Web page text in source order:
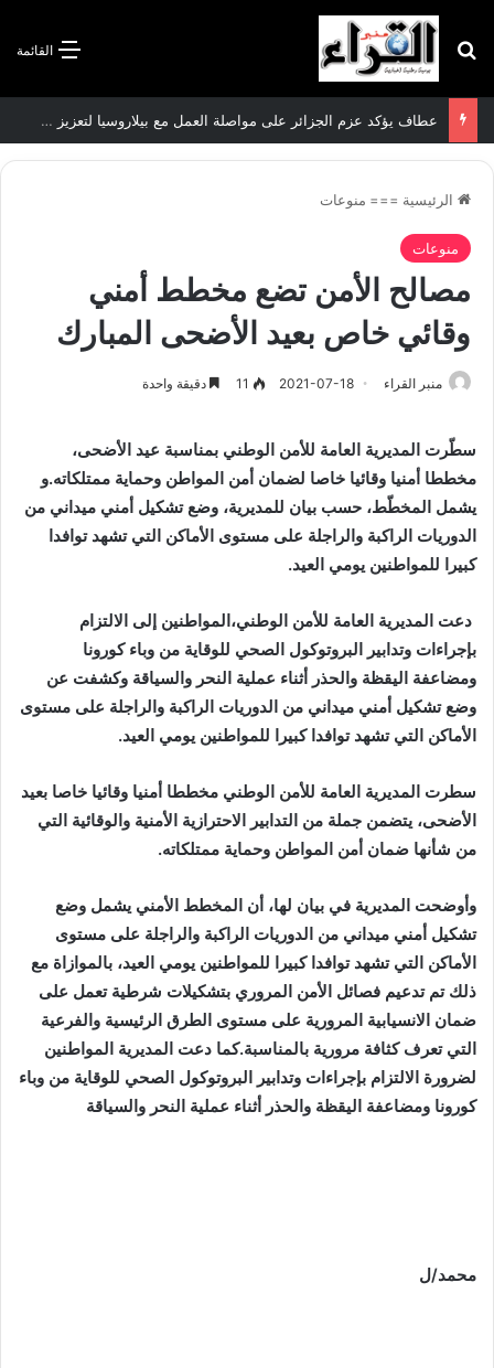
القائمة بحث عن
عطاف يؤكد عزم الجزائر على مواصلة العمل مع بيلاروسيا لتعزيز العلاقات الثنائية
الرئيسية === منوعات
منوعات
مصالح الأمن تضع مخطط أمني
وقائي خاص بعيد الأضحى المبارك
منبر القراء 2021-07-18
11 دقيقة واحدة
سطّرت المديرية العامة للأمن الوطني بمناسبة عيد الأضحى،
مخططا أمنيا وقائيا خاصا لضمان أمن المواطن وحماية ممتلكاته.و
يشمل المخطّط، حسب بيان للمديرية، وضع تشكيل أمني ميداني من
الدوريات الراكبة والراجلة على مستوى الأماكن التي تشهد توافدا
كبيرا للمواطنين يومي العيد.
دعت المديرية العامة للأمن الوطني،المواطنين إلى الالتزام
بإجراءات وتدابير البروتوكول الصحي للوقاية من وباء كورونا
ومضاعفة اليقظة والحذر أثناء عملية النحر والسياقة وكشفت عن
وضع تشكيل أمني ميداني من الدوريات الراكبة والراجلة على مستوى
الأماكن التي تشهد توافدا كبيرا للمواطنين يومي العيد.
سطرت المديرية العامة للأمن الوطني مخططا أمنيا وقائيا خاصا بعيد
الأضحى، يتضمن جملة من التدابير الاحترازية الأمنية والوقائية التي
من شأنها ضمان أمن المواطن وحماية ممتلكاته.
وأوضحت المديرية في بيان لها، أن المخطط الأمني يشمل وضع
تشكيل أمني ميداني من الدوريات الراكبة والراجلة على مستوى
الأماكن التي تشهد توافدا كبيرا للمواطنين يومي العيد، بالموازاة مع
ذلك تم تدعيم فصائل الأمن المروري بتشكيلات شرطية تعمل على
ضمان الانسيابية المرورية على مستوى الطرق الرئيسية والفرعية
التي تعرف كثافة مرورية بالمناسبة.كما دعت المديرية المواطنين
لضرورة الالتزام بإجراءات وتدابير البروتوكول الصحي للوقاية من وباء
كورونا ومضاعفة اليقظة والحذر أثناء عملية النحر والسياقة
محمد/ل